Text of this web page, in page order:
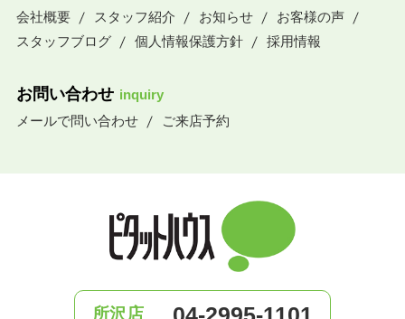
会社概要
スタッフ紹介 お知らせ
お客様の声
スタッフブログ
個人情報保護方針 採用情報
お問い合わせ inquiry
メールで問い合わせ
ご来店予約
所沢店